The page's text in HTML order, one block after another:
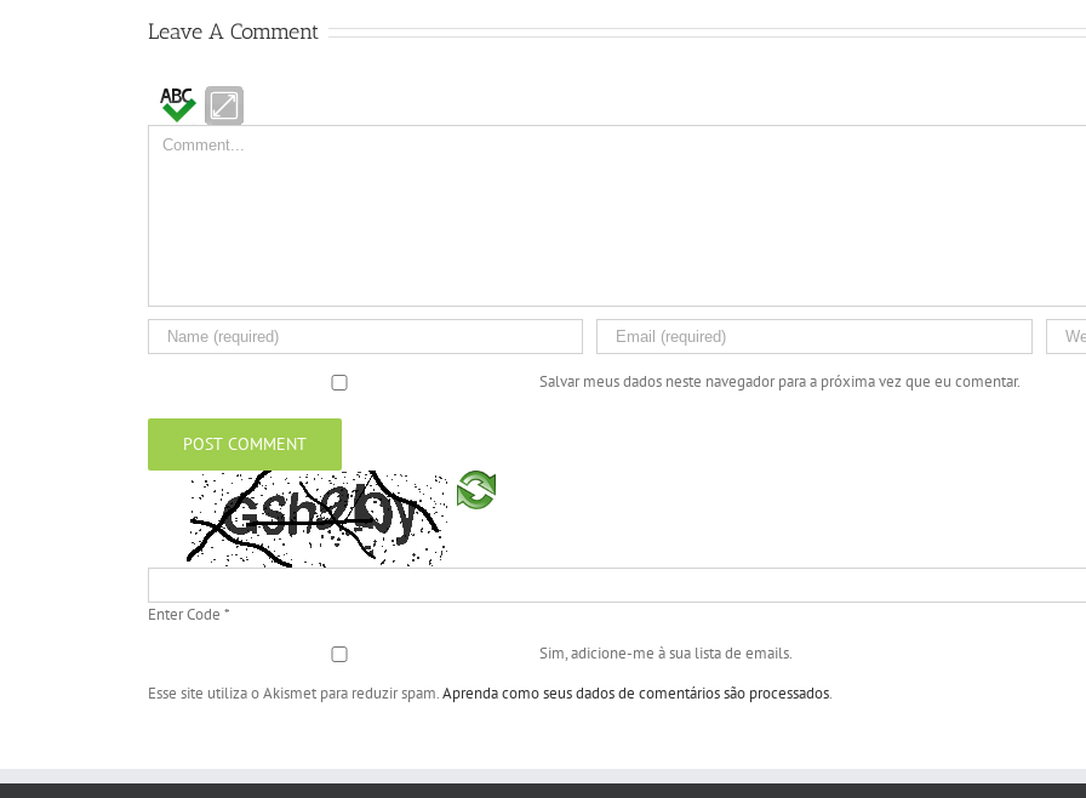
Leave A Comment
Comment
Salvar meus dados neste navegador para a próxima vez que eu comentar.
Enter Code *
Sim, adicione-me à sua lista de emails.
Esse site utiliza o Akismet para reduzir spam.Aprenda como seus dados de comentários são processados.